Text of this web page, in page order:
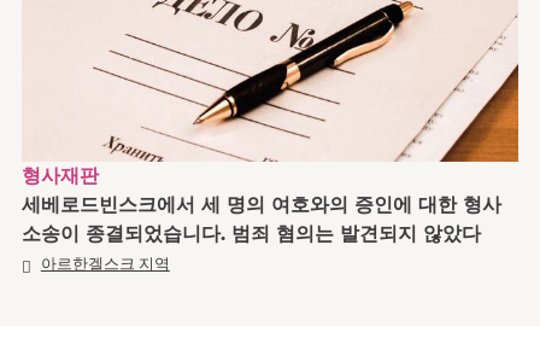
형사재판
세베로드빈스크에서 세 명의 여호와의 증인에 대한 형사
소송이 종결되었습니다. 범죄 혐의는 발견되지 않았다
아르한겔스크 지역